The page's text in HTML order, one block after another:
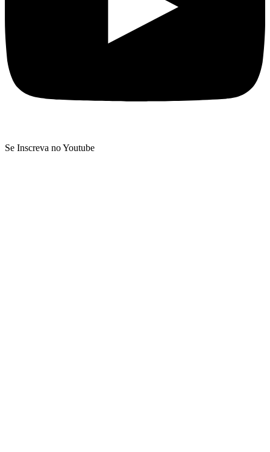
Se Inscreva no Youtube